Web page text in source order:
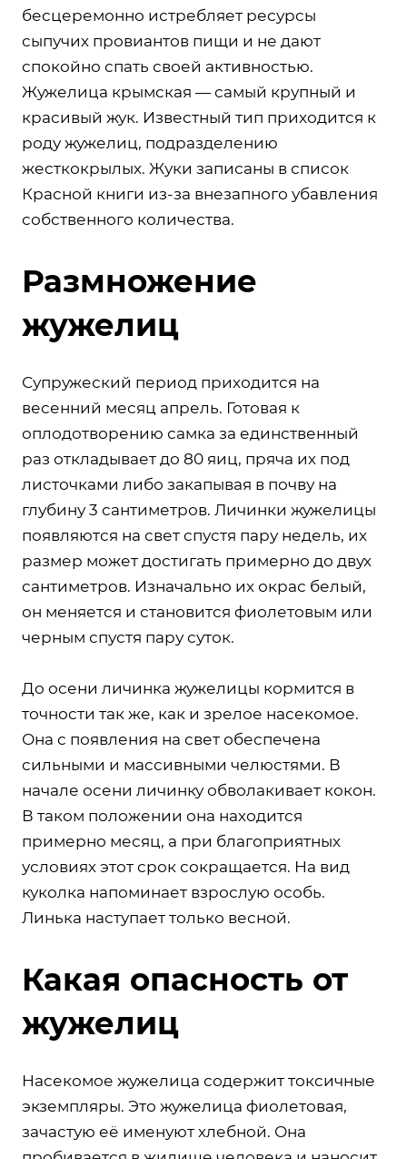
бесцеремонно истребляет ресурсы
сыпучих провиантов пищи и не дают
спокойно спать своей активностью.
Жужелица крымская — самый крупный и
красивый жук. Известный тип приходится к
роду жужелиц, подразделению
жесткокрылых. Жуки записаны в список
Красной книги из-за внезапного убавления
собственного количества.
Размножение
жужелиц
Супружеский период приходится на
весенний месяц апрель. Готовая к
оплодотворению самка за единственный
раз откладывает до 80 яиц, пряча их под
листочками либо закапывая в почву на
глубину 3 сантиметров. Личинки жужелицы
появляются на свет спустя пару недель, их
размер может достигать примерно до двух
сантиметров. Изначально их окрас белый,
он меняется и становится фиолетовым или
черным спустя пару суток.
До осени личинка жужелицы кормится в
точности так же, как и зрелое насекомое.
Она с появления на свет обеспечена
сильными и массивными челюстями. В
начале осени личинку обволакивает кокон.
В таком положении она находится
примерно месяц, а при благоприятных
условиях этот срок сокращается. На вид
куколка напоминает взрослую особь.
Линька наступает только весной.
Какая опасность от
жужелиц
Насекомое жужелица содержит токсичные
экземпляры. Это жужелица фиолетовая,
зачастую её именуют хлебной. Она